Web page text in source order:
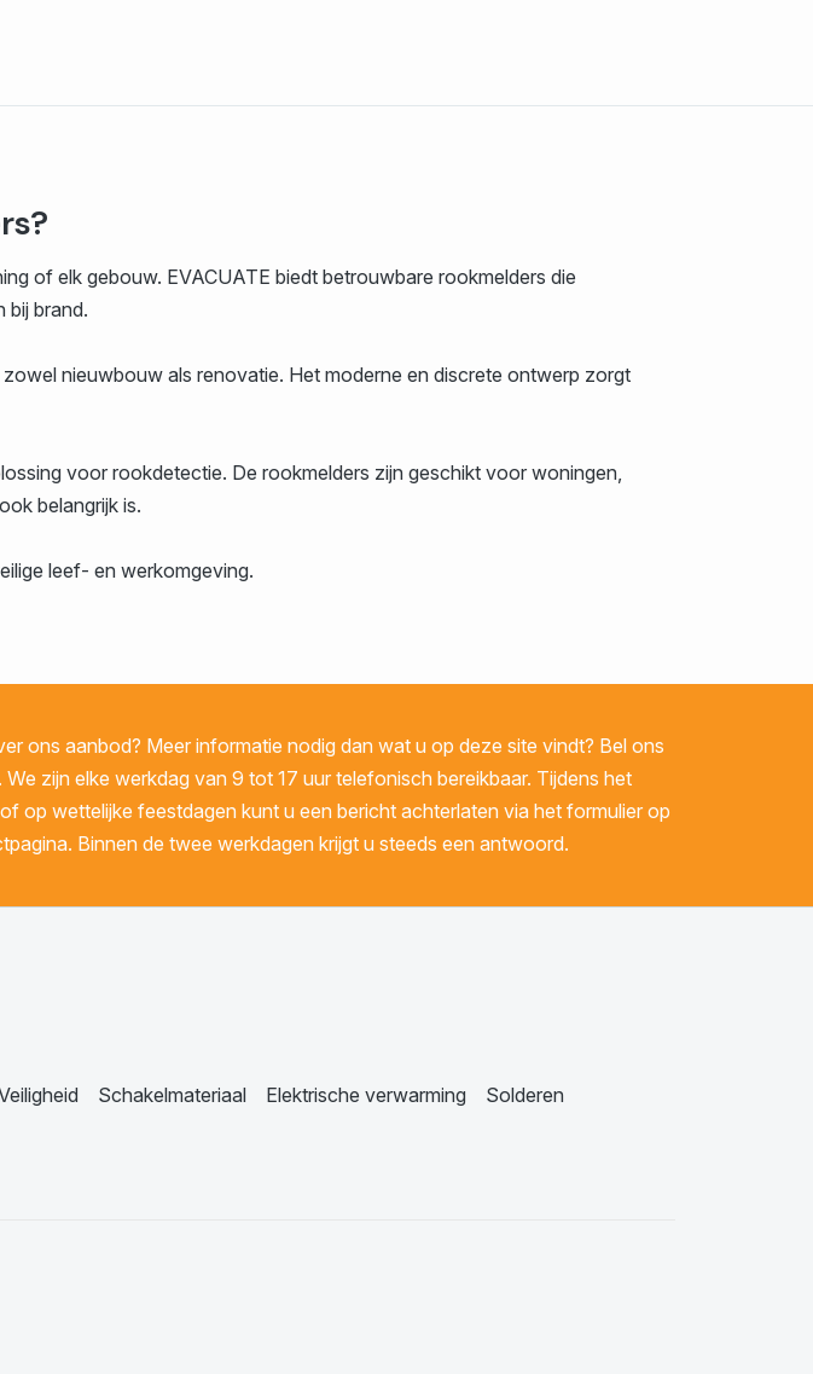
of elk gebouw. EVACUATE biedt betrouwbare rookmelders die
bij brand.
nieuwbouw als renovatie. Het moderne en discrete ontwerp zorgt
voor rookdetectie. De rookmelders zijn geschikt voor woningen,
belangrijk is.
leef- en werkomgeving.
ons aanbod? Meer informatie nodig dan wat u op deze site vindt? Bel ons
We zijn elke werkdag van 9 tot 17 uur telefonisch bereikbaar. Tijdens het
op wettelijke feestdagen kunt u een bericht achterlaten via het formulier op
Binnen de twee werkdagen krijgt u steeds een antwoord.
Schakelmateriaal Elektrische verwarming Solderen